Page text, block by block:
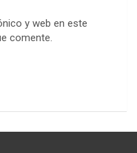
y web en este
comente.